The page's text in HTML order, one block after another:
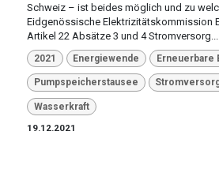
Schweiz – ist beides möglich und zu
Eidgenössische Elektrizitätskommission
Artikel 22 Absätze 3 und 4 Stromversorg...
2021 Energiewende Erneuerbare
Pumpspeicherstausee
Wasserkraft
19.12.2021